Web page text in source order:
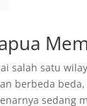
salah satu
berbeda
sedang